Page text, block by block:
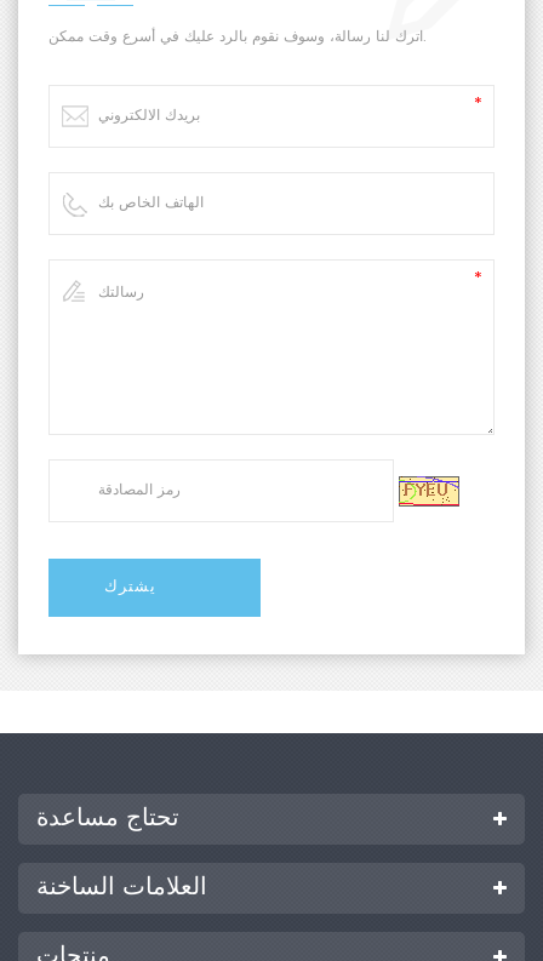
اترك لنا رسالة، وسوف نقوم بالرد عليك في أسرع وقت ممكن.
تحتاج مساعدة
العلامات الساخنة